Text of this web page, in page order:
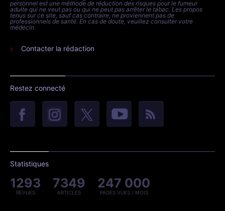
personnel est une méthode de réduction des risques pour le fumeur
adulte qui ne veut pas ou qui ne peut pas arrêter le tabac. Les propos
tenus sur ce site, sauf cas contraire, ne proviennent pas de
professionnels de santé. En cas de doute, veuillez consulter votre
médecin.
Contacter la rédaction
Restez connecté
Statistiques
1293
REVUES
7349
ARTICLES
247 000
PAGES VUES / MOIS